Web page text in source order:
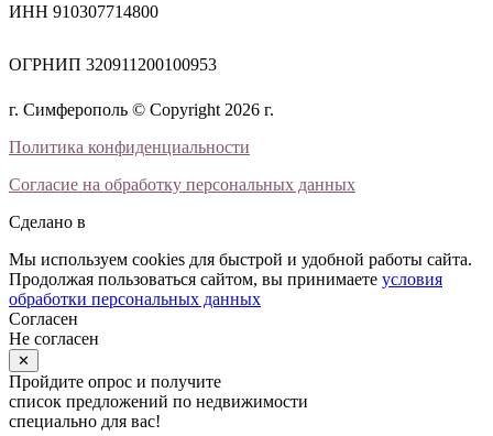
ИНН 910307714800
ОГРНИП 320911200100953
г. Симферополь © Copyright 2026 г.
Политика конфиденциальности
Согласие на обработку персональных данных
Сделано в
Мы используем cookies для быстрой и удобной работы сайта.
Продолжая пользоваться сайтом, вы принимаете условия
обработки персональных данных
Согласен
Не согласен
✕
Пройдите опрос и получите
список предложений по недвижимости
специально для вас!